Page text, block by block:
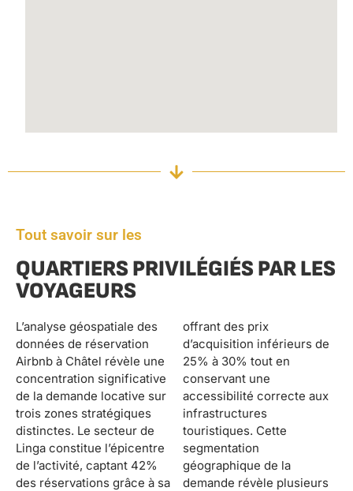
Tout savoir sur les
QUARTIERS PRIVILÉGIÉS PAR LES
VOYAGEURS
L’analyse géospatiale des
données de réservation
Airbnb à Châtel révèle une
concentration significative
de la demande locative sur
trois zones stratégiques
distinctes. Le secteur de
Linga constitue l’épicentre
de l’activité, captant 42%
des réservations grâce à sa
offrant des prix
d’acquisition inférieurs de
25% à 30% tout en
conservant une
accessibilité correcte aux
infrastructures
touristiques. Cette
segmentation
géographique de la
demande révèle plusieurs